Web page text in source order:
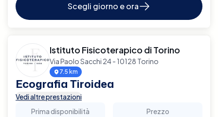
Scegli giorno e ora
Istituto Fisicoterapico di Torino
Via Paolo Sacchi 24 - 10128 Torino
7.5 km
Ecografia Tiroidea
Vedi altre prestazioni
Prima disponibilità
Prezzo